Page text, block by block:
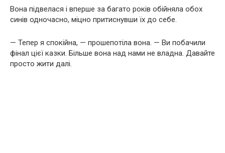
Вона підвелася і вперше за багато років обійняла обох
синів одночасно, міцно притиснувши їх до себе.
— Тепер я спокійна, — прошепотіла вона. — Ви побачили
фінал цієї казки. Більше вона над нами не владна. Давайте
просто жити далі.